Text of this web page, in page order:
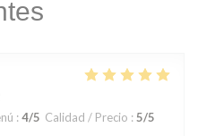
: 4/5 Calidad / Precio : 5/5